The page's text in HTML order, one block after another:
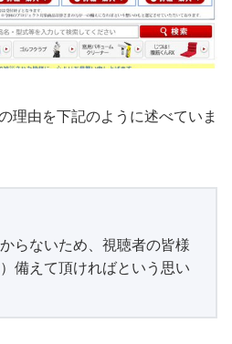
理由を下記のように述べていま
らないため、視聴者の皆様
備えて頂ければという思い